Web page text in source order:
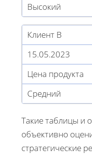
Высокий
Клиент B
15.05.2023
Цена продукта
Средний
Такие таблицы и
объективно
стратегические